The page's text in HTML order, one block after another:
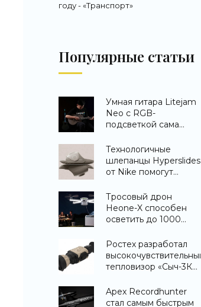
году - «Транспорт»
Популярные статьи
Умная гитара Litejam
Neo с RGB-
подсветкой сама
«Гаджеты»
Технологичные
шлепанцы Hyperslides
от Nike помогут
ноги после
тренировки -
«Гаджеты»
Тросовый дрон
Heone-X способен
осветить до 1000
земли -
«Беспилотники»
Ростех разработал
высокочувствительный
тепловизор «Сыч-3К»
распознавания до 2
км - «Гаджеты»
Apex Recordhunter
стал самым быстрым